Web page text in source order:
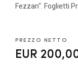
Fezzan". Foglietti
PREZZO NETTO
EUR